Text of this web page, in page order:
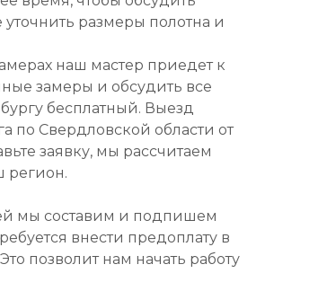
размеры полотна и
наш мастер приедет к
замеры и обсудить все
бесплатный. Выезд
по Свердловской области от
заявку, мы рассчитаем
регион.
мы составим и подпишем
внести предоплату в
позволит нам начать работу